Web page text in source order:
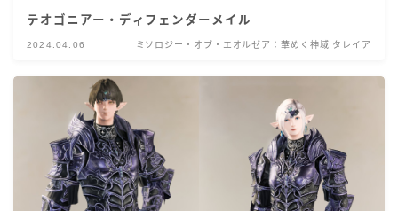
テオゴニアー・ディフェンダーメイル
2024.04.06 ミソロジー・オブ・エオルゼア：華めく神域 タレイア